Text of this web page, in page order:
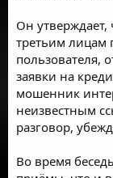
Он утверждает,
третьим лицам
пользователя,
заявки на
мошенник
неизвестным
разговор,
Во время